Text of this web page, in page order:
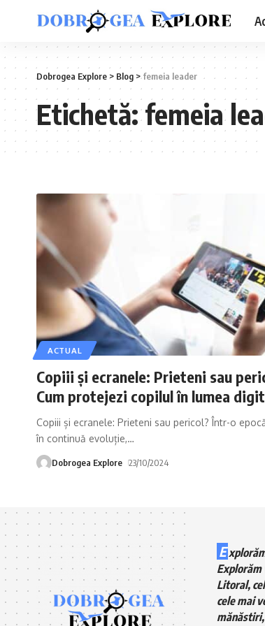
Dobrogea Explore> Blog >femeia leader
Etichetă:femeia
ACTUAL
Copiii și ecranele: Prieteni sau
Cum protejezi copilul în lumea
Copiii și ecranele: Prieteni sau pericol? Într-o
în continuă evoluție,…
Dobrogea Explore 23/10/2024
E
Explorăm
Litoral,
cele mai